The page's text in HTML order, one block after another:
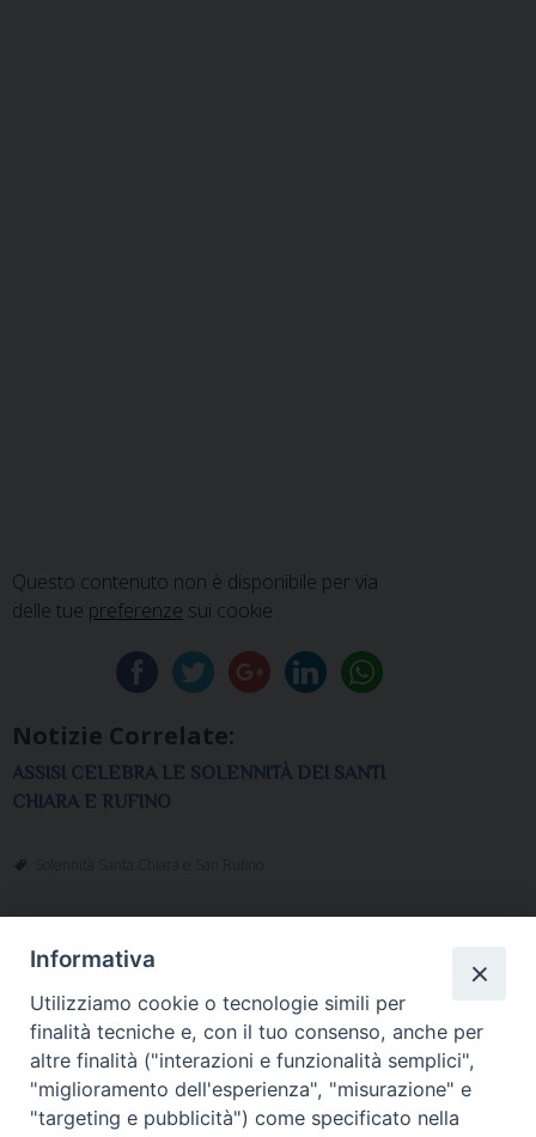
Questo contenuto non è disponibile per via
delle tue preferenze sui cookie
Notizie Correlate:
ASSISI CELEBRA LE SOLENNITÀ DEI SANTI
CHIARA E RUFINO
Solennità Santa Chiara e San Rufino
DUREGHELLO AL
MUSEO DELLA
MEMORIA E
SANTUARIO DELLA
SPOGLIAZIONE
ESAME DI
COSCIENZA, SAN
RUFINO CE LO
CHIEDE”»
Informativa
Utilizziamo cookie o tecnologie simili per
finalità tecniche e, con il tuo consenso, anche per
altre finalità ("interazioni e funzionalità semplici",
"miglioramento dell'esperienza", "misurazione" e
"targeting e pubblicità") come specificato nella